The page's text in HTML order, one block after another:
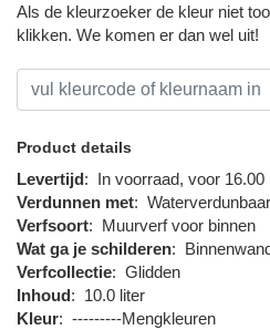
Als de kleurzoeker de kleur niet
klikken. We komen er dan wel uit!
Product details
Levertijd: In voorraad, voor
Verdunnen met: Waterverdunbaar
Verfsoort: Muurverf voor binnen
Wat ga je schilderen:
Verfcollectie: Glidden
Inhoud: 10.0 liter
Kleur: ---------Mengkleuren